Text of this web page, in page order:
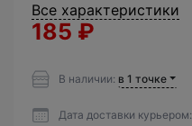
Все характеристики
185 ₽
В наличии: в 1 точке
Дата доставки курьером: